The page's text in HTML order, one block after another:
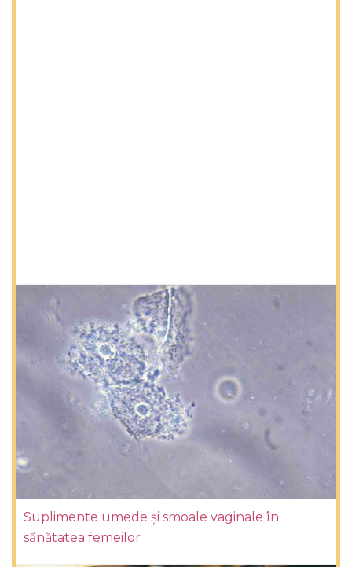
Suplimente umede și smoale vaginale în
sănătatea femeilor